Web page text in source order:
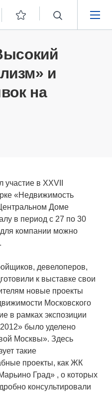
и
на
в XXVII
«Недвижимость
Доме
в период с 27 по 30
компании можно
девелоперов,
к выставке свои
новые проекты
Московского
в рамках экспозиции
было уделено
Москвы». Здесь
такие
проекты, как ЖК
Град» , о которых
консультировали